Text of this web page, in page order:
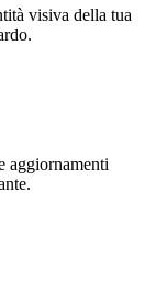
visiva della tua
aggiornamenti